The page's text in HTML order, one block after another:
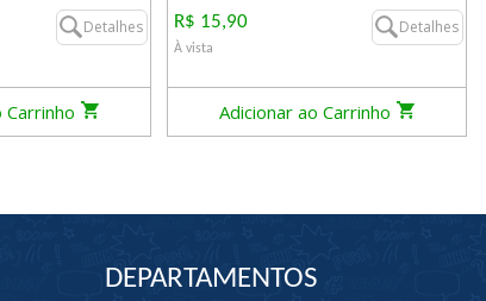
Detalhes
Carrinho
R$ 15,90
À vista
Detalhes
Adicionar ao Carrinho
DEPARTAMENTOS